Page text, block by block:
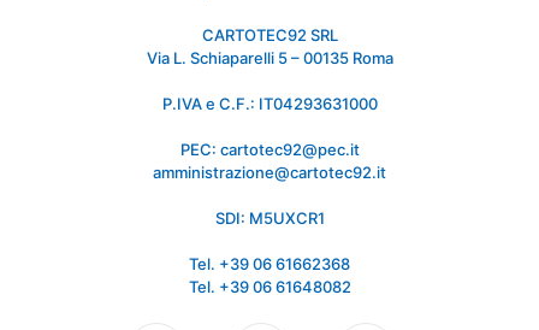
CARTOTEC92 SRL
Via L. Schiaparelli 5 – 00135 Roma
P.IVA e C.F.: IT04293631000
PEC: cartotec92@pec.it
amministrazione@cartotec92.it
SDI: M5UXCR1
Tel. +39 06 61662368
Tel. +39 06 61648082